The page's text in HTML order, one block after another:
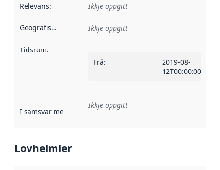
Relevans: Ikkje oppgitt
Geografisk område Ikkje oppgitt
Tidsrom:
Frå:
2019-08-
12T00:00:00Z
I samsvar med Referanse til ei implementeringsregel eller
Ikkje oppgitt
Lovheimler